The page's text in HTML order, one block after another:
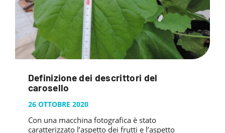
Definizione dei descrittori del
carosello
26 OTTOBRE 2020
Con una macchina fotografica è stato
caratterizzato l’aspetto dei frutti e l’aspetto